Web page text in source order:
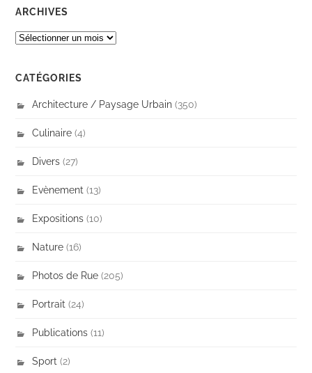
ARCHIVES
ARCHIVES
CATÉGORIES
Architecture / Paysage Urbain (350)
Culinaire (4)
Divers (27)
Evènement (13)
Expositions (10)
Nature (16)
Photos de Rue (205)
Portrait (24)
Publications (11)
Sport (2)